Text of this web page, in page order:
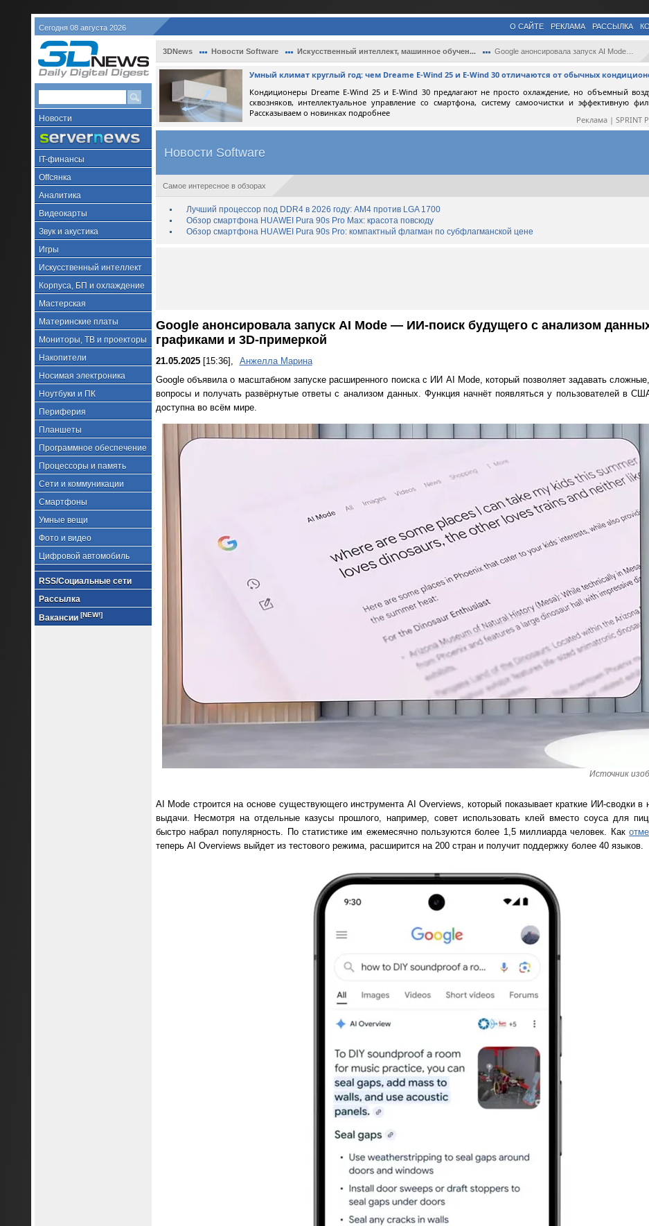
Сегодня 08 августа 2026 О САЙТЕ РЕКЛАМА РАССЫЛКА
Новости
IT-финансы
Offсянка
Аналитика
Видеокарты
Звук и акустика
Игры
Искусственный интеллект
Корпуса, БП и охлаждение
Мастерская
Материнские платы
Мониторы, ТВ и проекторы
Накопители
Носимая электроника
Ноутбуки и ПК
Периферия
Планшеты
Программное обеспечение
Процессоры и память
Сети и коммуникации
Смартфоны
Умные вещи
Фото и видео
Цифровой автомобиль
RSS/Социальные сети
Рассылка
Вакансии [NEW!]
3DNews Новости Software Искусственный интеллект, машинное обучен... Google анонсировала запуск AI Mode — ИИ-...
Умный климат круглый год: чем Dreame E-Wind 25 и E-Wind 30 отличаются от обычных
Кондиционеры Dreame E-Wind 25 и E-Wind 30 предлагают не просто охлаждение, но объемный
сквозняков, интеллектуальное управление со смартфона, систему самоочистки и эффективную
Рассказываем о новинках подробнее
Реклама | SPRINT
Новости Software
Самое интересное в обзорах
Лучший процессор под DDR4 в 2026 году: AM4 против LGA 1700
Обзор смартфона HUAWEI Pura 90s Pro Max: красота повсюду
Обзор смартфона HUAWEI Pura 90s Pro: компактный флагман по субфлагманской цене
Google анонсировала запуск AI Mode — ИИ-поиск будущего с анализом
графиками и 3D-примеркой
21.05.2025[15:36],
Анжелла Марина
Google объявила о масштабном запуске расширенного поиска с ИИ AI Mode, который позволяет задавать
вопросы и получать развёрнутые ответы с анализом данных. Функция начнёт появляться у пользователей в
доступна во всём мире.
Источник
AI Mode строится на основе существующего инструмента AI Overviews, который показывает краткие ИИ-сводки в
выдачи. Несмотря на отдельные казусы прошлого, например, совет использовать клей вместо соуса для
быстро набрал популярность. По статистике им ежемесячно пользуются более 1,5 миллиарда человек. Как
теперь AI Overviews выйдет из тестового режима, расширится на 200 стран и получит поддержку более 40 языков.